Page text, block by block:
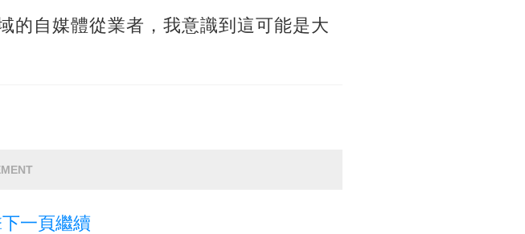
的自媒體從業者，我意識到這可能是大
一頁繼續